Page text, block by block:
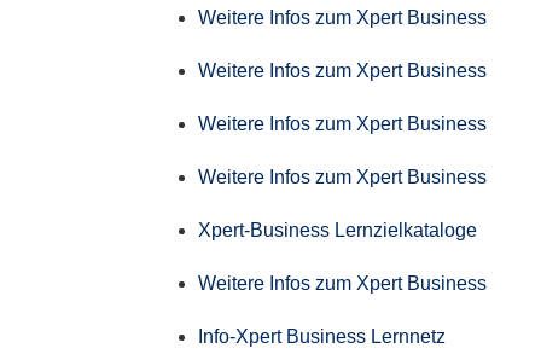
Weitere Infos zum Xpert Business
Weitere Infos zum Xpert Business
Weitere Infos zum Xpert Business
Weitere Infos zum Xpert Business
Xpert-Business Lernzielkataloge
Weitere Infos zum Xpert Business
Info-Xpert Business Lernnetz